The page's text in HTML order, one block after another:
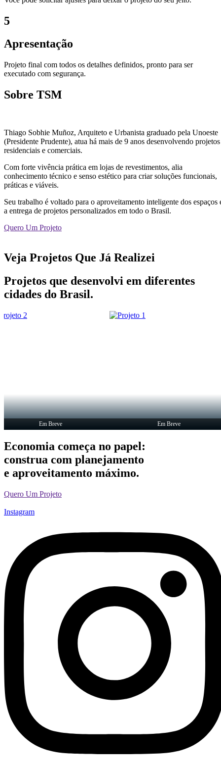
5
Apresentação
Projeto final com todos os detalhes definidos, pronto para ser
executado com segurança.
Sobre TSM
Thiago Sobhie Muñoz, Arquiteto e Urbanista graduado pela Unoeste
(Presidente Prudente), atua há mais de 9 anos desenvolvendo projetos
residenciais e comerciais.
Com forte vivência prática em lojas de revestimentos, alia
conhecimento técnico e senso estético para criar soluções funcionais,
práticas e viáveis.
Seu trabalho é voltado para o aproveitamento inteligente dos espaços
a entrega de projetos personalizados em todo o Brasil.
Quero Um Projeto
Veja Projetos Que Já Realizei
Projetos que desenvolvi em diferentes
cidades do Brasil.
Em Breve Em Breve
Economia começa no papel:
construa com planejamento
e aproveitamento máximo.
Quero Um Projeto
Instagram